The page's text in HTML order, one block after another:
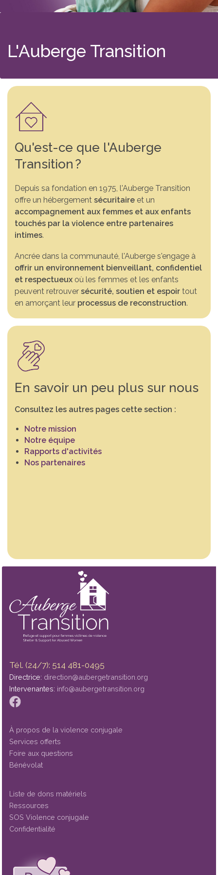
L'Auberge Transition
Qu'est-ce que l'Auberge
Transition ?
Depuis sa fondation en 1975, l'Auberge Transition
offre un hébergement sécuritaire et un
accompagnement aux femmes et aux enfants
touchés par la violence entre partenaires
intimes.
Ancrée dans la communauté, l'Auberge s'engage à
offrir un environnement bienveillant, confidentiel
et respectueux où les femmes et les enfants
peuvent retrouver sécurité, soutien et espoir tout
en amorçant leur processus de reconstruction.
En savoir un peu plus sur nous
Consultez les autres pages cette section :
Notre mission
Notre équipe
Rapports d'activités
Nos partenaires
Tél. (24/7): 514 481-0495
Directrice: direction@aubergetransition.org
Intervenantes: info@aubergetransition.org
À propos de la violence conjugale
Services offerts
Foire aux questions
Bénévolat
Liste de dons matériels
Ressources
SOS Violence conjugale
Confidentialité